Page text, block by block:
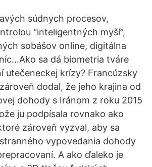
súdnych procesov,
"inteligentných myší”,
sobášov online, digitálna
sa dá biometria tváre
utečeneckej krízy? Francúzsky
dodal, že jeho krajina od
dohody s Iránom z roku 2015
ju podpísala rovnako ako
zároveň vyzval, aby sa
vypovedania dohody
A ako ďaleko je